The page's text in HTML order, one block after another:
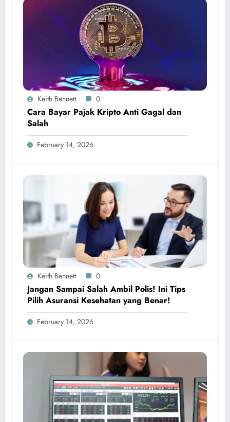
Keith Bennett 0
Cara Bayar Pajak Kripto Anti Gagal dan
Salah
February 14, 2026
Keith Bennett 0
Jangan Sampai Salah Ambil Polis! Ini Tips
Pilih Asuransi Kesehatan yang Benar!
February 14, 2026